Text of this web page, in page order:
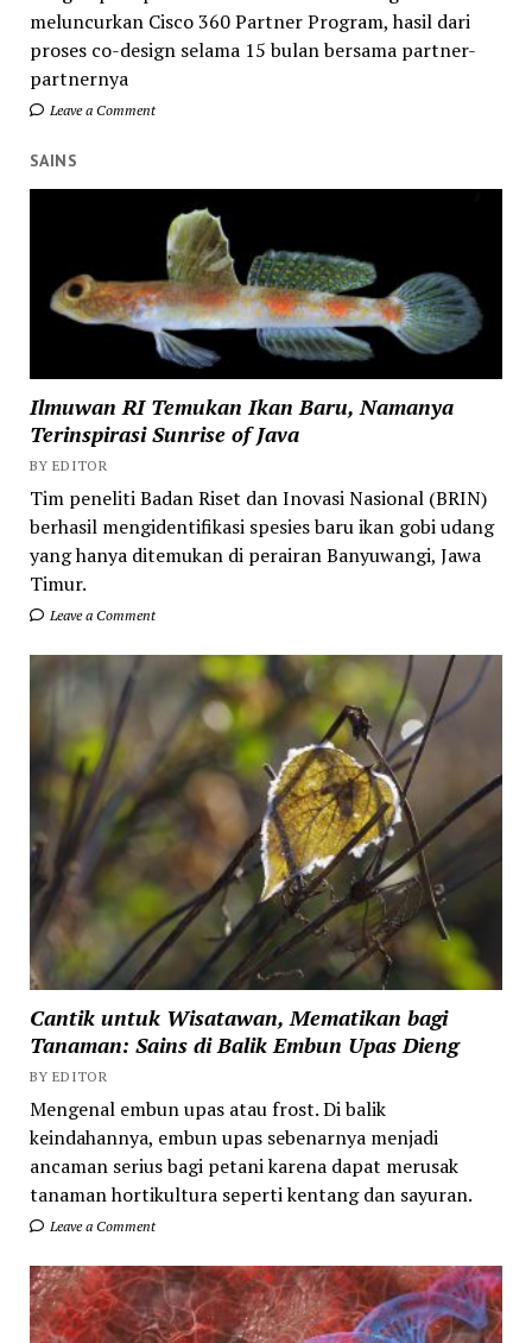
meluncurkan Cisco 360 Partner Program, hasil dari
proses co-design selama 15 bulan bersama partner-
partnernya
Leave a Comment
SAINS
Ilmuwan RI Temukan Ikan Baru, Namanya
Terinspirasi Sunrise of Java
BY EDITOR
Tim peneliti Badan Riset dan Inovasi Nasional (BRIN)
berhasil mengidentifikasi spesies baru ikan gobi udang
yang hanya ditemukan di perairan Banyuwangi, Jawa
Timur.
Leave a Comment
Cantik untuk Wisatawan, Mematikan bagi
Tanaman: Sains di Balik Embun Upas Dieng
BY EDITOR
Mengenal embun upas atau frost. Di balik
keindahannya, embun upas sebenarnya menjadi
ancaman serius bagi petani karena dapat merusak
tanaman hortikultura seperti kentang dan sayuran.
Leave a Comment